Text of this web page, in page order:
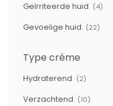
Geïrriteerde huid (4)
Gevoelige huid (22)
Type créme
Hydraterend (2)
Verzachtend (10)